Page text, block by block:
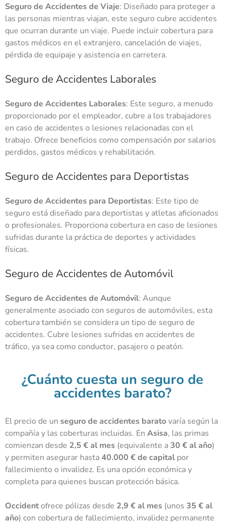
Seguro de Accidentes de Viaje: Diseñado para proteger a
las personas mientras viajan, este seguro cubre accidentes
que ocurran durante un viaje. Puede incluir cobertura para
gastos médicos en el extranjero, cancelación de viajes,
pérdida de equipaje y asistencia en carretera.
Seguro de Accidentes Laborales
Seguro de Accidentes Laborales: Este seguro, a menudo
proporcionado por el empleador, cubre a los trabajadores
en caso de accidentes o lesiones relacionadas con el
trabajo. Ofrece beneficios como compensación por salarios
perdidos, gastos médicos y rehabilitación.
Seguro de Accidentes para Deportistas
Seguro de Accidentes para Deportistas: Este tipo de
seguro está diseñado para deportistas y atletas aficionados
o profesionales. Proporciona cobertura en caso de lesiones
sufridas durante la práctica de deportes y actividades
físicas.
Seguro de Accidentes de Automóvil
Seguro de Accidentes de Automóvil: Aunque
generalmente asociado con seguros de automóviles, esta
cobertura también se considera un tipo de seguro de
accidentes. Cubre lesiones sufridas en accidentes de
tráfico, ya sea como conductor, pasajero o peatón.
¿Cuánto cuesta un seguro de
accidentes barato?
El precio de un seguro de accidentes baratovaría según la
compañía y las coberturas incluidas. En Asisa, las primas
comienzan desde 2,5 € al mes (equivalente a30 € al año)
y permiten asegurar hasta40.000 € de capital por
fallecimiento o invalidez. Es una opción económica y
completa para quienes buscan protección básica.
Occidentofrece pólizas desde 2,9 € al mes (unos 35 € al
año) con cobertura de fallecimiento, invalidez permanente